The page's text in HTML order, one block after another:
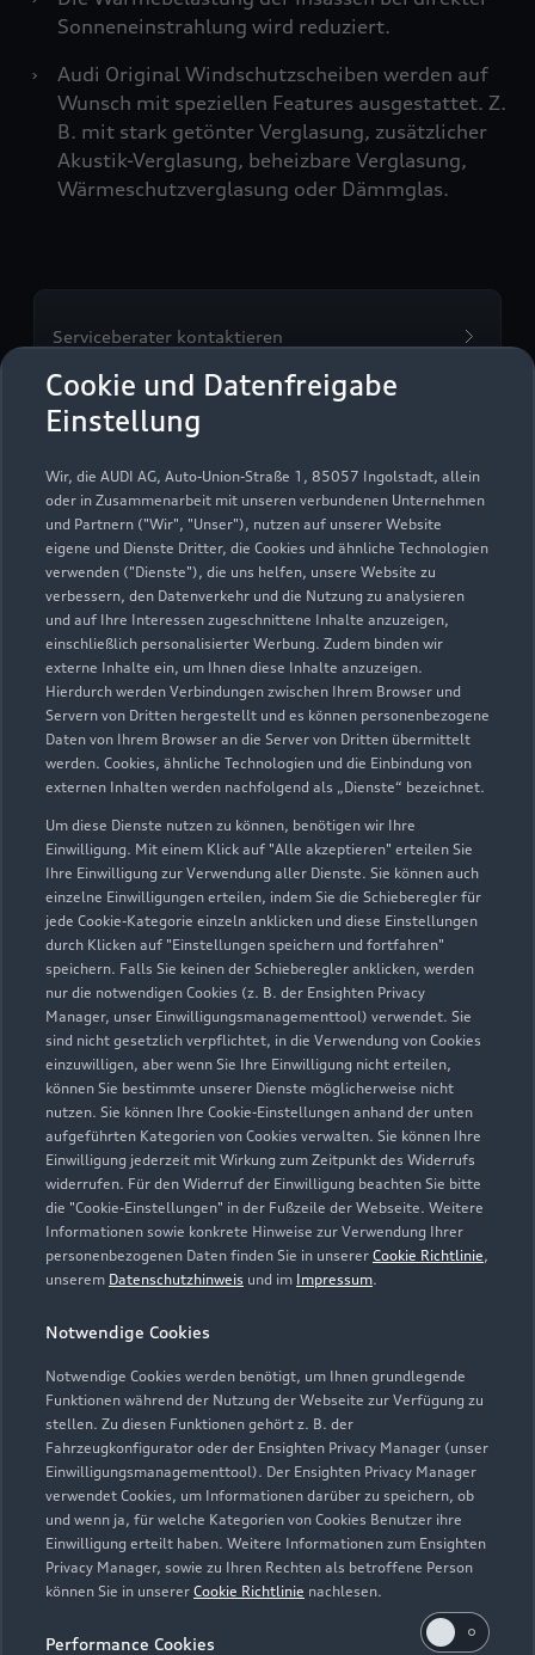
Cookie und Datenfreigabe
Einstellung
Wir, die AUDI AG, Auto-Union-Straße 1, 85057 Ingolstadt, allein
oder in Zusammenarbeit mit unseren verbundenen Unternehmen
und Partnern ("Wir", "Unser"), nutzen auf unserer Website
eigene und Dienste Dritter, die Cookies und ähnliche Technologien
verwenden ("Dienste"), die uns helfen, unsere Website zu
verbessern, den Datenverkehr und die Nutzung zu analysieren
und auf Ihre Interessen zugeschnittene Inhalte anzuzeigen,
einschließlich personalisierter Werbung. Zudem binden wir
externe Inhalte ein, um Ihnen diese Inhalte anzuzeigen.
Hierdurch werden Verbindungen zwischen Ihrem Browser und
Servern von Dritten hergestellt und es können personenbezogene
Daten von Ihrem Browser an die Server von Dritten übermittelt
werden. Cookies, ähnliche Technologien und die Einbindung von
externen Inhalten werden nachfolgend als „Dienste“ bezeichnet.
Um diese Dienste nutzen zu können, benötigen wir Ihre
Einwilligung. Mit einem Klick auf "Alle akzeptieren" erteilen Sie
Ihre Einwilligung zur Verwendung aller Dienste. Sie können auch
einzelne Einwilligungen erteilen, indem Sie die Schieberegler für
jede Cookie-Kategorie einzeln anklicken und diese Einstellungen
durch Klicken auf "Einstellungen speichern und fortfahren"
speichern. Falls Sie keinen der Schieberegler anklicken, werden
nur die notwendigen Cookies (z. B. der Ensighten Privacy
Manager, unser Einwilligungsmanagementtool) verwendet. Sie
sind nicht gesetzlich verpflichtet, in die Verwendung von Cookies
einzuwilligen, aber wenn Sie Ihre Einwilligung nicht erteilen,
können Sie bestimmte unserer Dienste möglicherweise nicht
nutzen. Sie können Ihre Cookie-Einstellungen anhand der unten
aufgeführten Kategorien von Cookies verwalten. Sie können Ihre
Einwilligung jederzeit mit Wirkung zum Zeitpunkt des Widerrufs
widerrufen. Für den Widerruf der Einwilligung beachten Sie bitte
die "Cookie-Einstellungen" in der Fußzeile der Webseite. Weitere
Informationen sowie konkrete Hinweise zur Verwendung Ihrer
personenbezogenen Daten finden Sie in unserer Cookie Richtlinie,
unserem Datenschutzhinweis und im Impressum.
Notwendige Cookies
Notwendige Cookies werden benötigt, um Ihnen grundlegende
Funktionen während der Nutzung der Webseite zur Verfügung zu
stellen. Zu diesen Funktionen gehört z. B. der
Fahrzeugkonfigurator oder der Ensighten Privacy Manager (unser
Einwilligungsmanagementtool). Der Ensighten Privacy Manager
verwendet Cookies, um Informationen darüber zu speichern, ob
und wenn ja, für welche Kategorien von Cookies Benutzer ihre
Einwilligung erteilt haben. Weitere Informationen zum Ensighten
Privacy Manager, sowie zu Ihren Rechten als betroffene Person
können Sie in unserer Cookie Richtlinie nachlesen.
Performance Cookies
Sonneneinstrahlung wird reduziert.
›
Audi Original Windschutzscheiben werden auf
Wunsch mit speziellen Features ausgestattet. Z.
B. mit stark getönter Verglasung, zusätzlicher
Akustik-Verglasung, beheizbare Verglasung,
Wärmeschutzverglasung oder Dämmglas.
Serviceberater kontaktieren
Autohaus Schmidt GmbH
Servicepartner e-tron
Ruppiner Straße 2
16761 Hennigsdorf
03302 88980
info@ah-schmidt.org
Kontaktdaten herunterladen
Öffnungszeiten
Verkauf
Geschlossen,öffnet amMontag 09:00
Service
Geschlossen,öffnet amMontag 07:00